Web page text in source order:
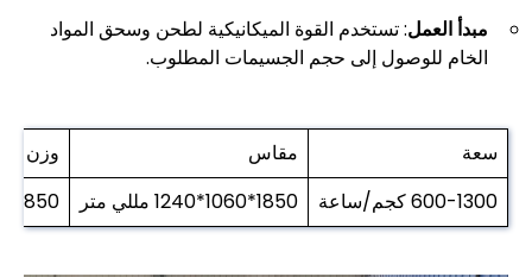
مبدأ العمل: تستخدم القوة الميكانيكية لطحن وسحق المواد
الخام للوصول إلى حجم الجسيمات المطلوب.
سعة مقاس
وزن
600-1300 كجم/ساعة
1850*1060*1240 مللي متر 850 كجم